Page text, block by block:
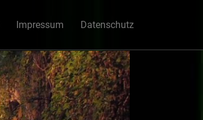
Impressum Datenschutz